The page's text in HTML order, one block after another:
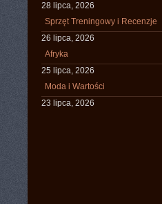
28 lipca, 2026
Sprzęt Treningowy i Recenzje
26 lipca, 2026
Afryka
25 lipca, 2026
Moda i Wartości
23 lipca, 2026